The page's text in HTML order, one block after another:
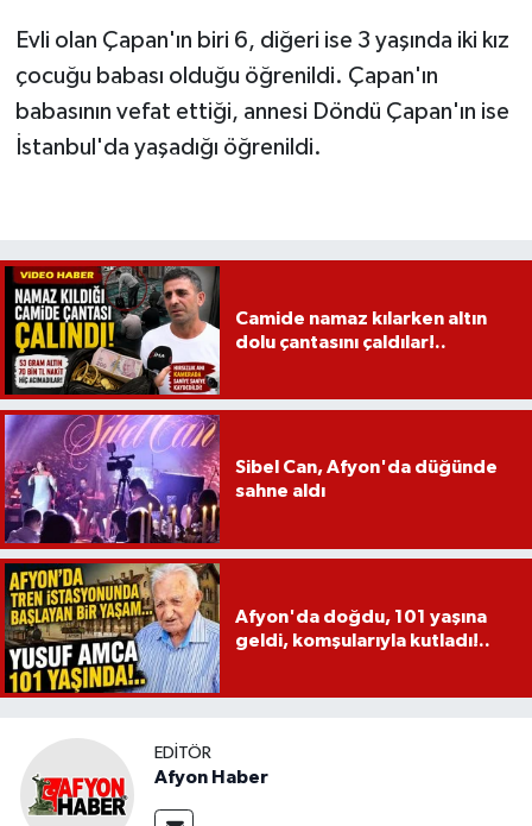
Evli olan Çapan'ın biri 6, diğeri ise 3 yaşında iki kız
çocuğu babası olduğu öğrenildi. Çapan'ın
babasının vefat ettiği, annesi Döndü Çapan'ın ise
İstanbul'da yaşadığı öğrenildi.
Camide namaz kılarken altın
dolu çantasını çaldılar!..
Sibel Can, Afyon'da düğünde
sahne aldı
Afyon'da doğdu, 101 yaşına
geldi, komşularıyla kutladı!..
EDITÖR
Afyon Haber